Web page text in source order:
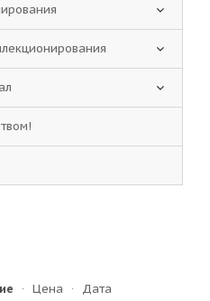
· Цена ·
Дата